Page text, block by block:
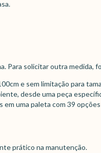
Para solicitar outra medida,
e sem limitação para
desde uma peça
uma paleta com 39
prático na manutenção.